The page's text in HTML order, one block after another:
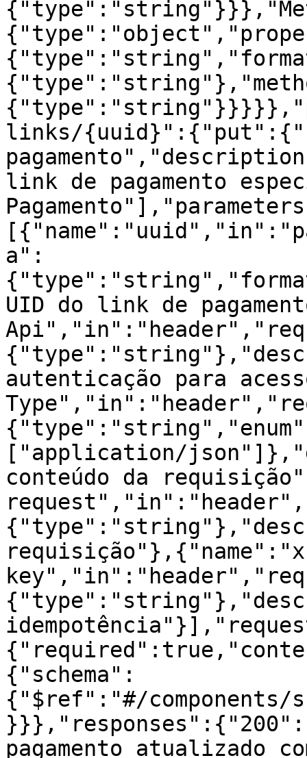
links/
link de pagamento
a":
UID do link de
autenticação para
["application/
conteúdo da
{"schema":
{"$ref":"#/components/
pagamento atualizado